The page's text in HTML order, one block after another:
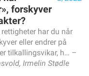
10 kommuner
«arbeidsulykke»
faller
forskyver
har du når
eller endrer på
tilkallingsvikar, h…
Irmelin Stødle